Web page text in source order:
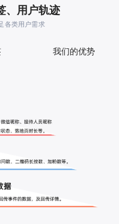
、用户轨迹
各类用户需求
我们的优势